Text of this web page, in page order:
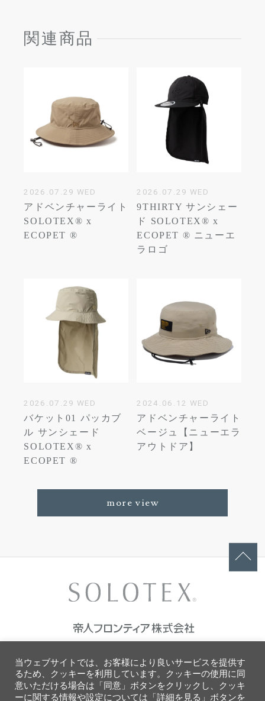
関連商品
2026.07.29 WED
アドベンチャーライト
SOLOTEX® x
ECOPET ®
2026.07.29 WED
9THIRTY サンシェー
ド SOLOTEX® x
ECOPET ® ニューエ
ラロゴ
2026.07.29 WED
バケット01 パッカブ
ル サンシェード
SOLOTEX® x
ECOPET ®
2024.06.12 WED
アドベンチャーライト
ベージュ【ニューエラ
アウトドア】
more view
プライバシーポリシー
ソーシャルメディアポリシー
クッキーポリシー
当ウェブサイトでは、お客様により良いサービスを提供す
るため、クッキーを利用しています。クッキーの使用に同
意いただける場合は「同意」ボタンをクリックし、クッキ
ーに関する情報や設定については「詳細を見る」ボタンを